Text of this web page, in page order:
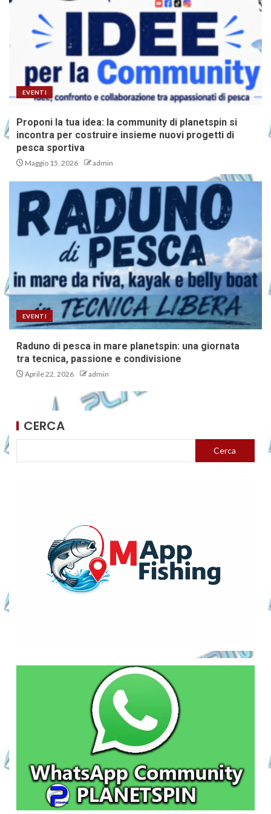
EVENTI
Proponi la tua idea: la community di planetspin si
incontra per costruire insieme nuovi progetti di
pesca sportiva
Maggio 15, 2026 admin
EVENTI
Raduno di pesca in mare planetspin: una giornata
tra tecnica, passione e condivisione
Aprile 22, 2026 admin
CERCA
Cerca